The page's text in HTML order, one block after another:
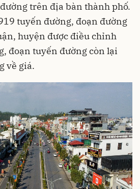
trên địa bàn thành phố.
tuyến đường, đoạn đường
huyện được điều chỉnh
đoạn tuyến đường còn lại
về giá.